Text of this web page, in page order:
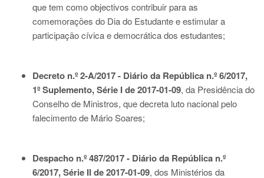
que tem como objectivos contribuir para as
comemorações do Dia do Estudante e estimular a
participação cívica e democrática dos estudantes;
Decreto n.º 2-A/2017 - Diário da República n.º 6/2017,
1º Suplemento, Série I de 2017-01-09, da Presidência do
Conselho de Ministros, que decreta luto nacional pelo
falecimento de Mário Soares;
Despacho n.º 487/2017 - Diário da República n.º
6/2017, Série II de 2017-01-09, dos Ministérios da